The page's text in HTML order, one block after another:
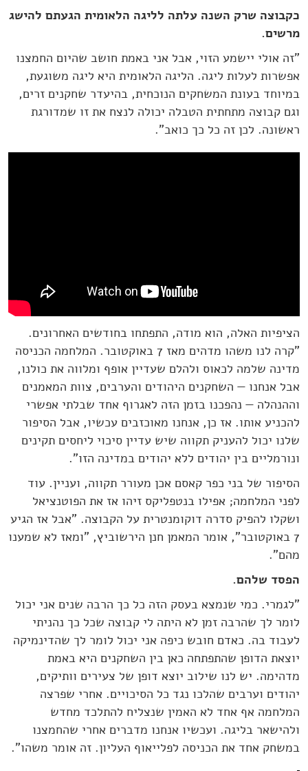
כקבוצה שרק השנה עלתה לליגה הלאומית הגעתם להישג
מרשים.
"זה אולי יישמע הזוי, אבל אני באמת חושב שהיום החמצנו
אפשרות לעלות ליגה. הליגה הלאומית היא ליגה משוגעת,
במיוחד בעונת המשחקים הנוכחית, בהיעדר שחקנים זרים,
וגם קבוצה מתחתית הטבלה יכולה לנצח את זו שמדורגת
ראשונה. לכן זה כל כך כואב".
הציפיות האלה, הוא מודה, התפתחו בחודשים האחרונים.
"קרה לנו משהו מדהים מאז 7 באוקטובר. המלחמה הכניסה
מדינה שלמה לכאוס ולהלם שעדיין אופף ומלווה את כולנו,
אבל אנחנו — השחקנים היהודים והערבים, צוות המאמנים
וההנהלה — נהפכנו בזמן הזה לאגרוף אחד שבלתי אפשרי
להכניע אותו. אז כן, אנחנו מאוכזבים עכשיו, אבל הסיפור
שלנו יכול להעניק תקווה שיש עדיין סיכוי ליחסים תקינים
ונורמליים בין יהודים ללא יהודים במדינה הזו".
הסיפור של בני כפר קאסם אכן מעורר תקווה, ועניין. עוד
לפני המלחמה; אפילו בנטפליקס זיהו אז את הפוטנציאל
ושקלו להפיק סדרה דוקומנטרית על הקבוצה. "אבל אז הגיע
7 באוקטובר", אומר המאמן חנן הירשוביץ, "ומאז לא שמענו
מהם".
הפסד שלהם.
"לגמרי. כמי שנמצא בעסק הזה כל כך הרבה שנים אני יכול
לומר לך שהרבה זמן לא היתה לי קבוצה שכל כך נהניתי
לעבוד בה. כאדם חובש כיפה אני יכול לומר לך שהדינמיקה
יוצאת הדופן שהתפתחה כאן בין השחקנים היא באמת
מדהימה. יש לנו שילוב יוצא דופן של צעירים וותיקים,
יהודים וערבים שהלכו נגד כל הסיכויים. אחרי שפרצה
המלחמה אף אחד לא האמין שנצליח להתלכד מחדש
ולהישאר בליגה. ועכשיו אנחנו מדברים אחרי שהחמצנו
במשחק אחד את הכניסה לפלייאוף העליון. זה אומר משהו".